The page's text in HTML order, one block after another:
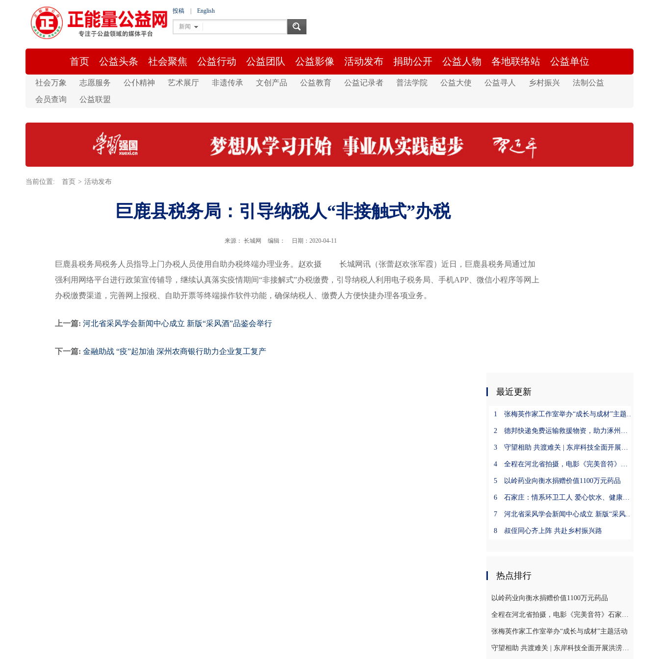
投稿 English
新闻
首页 公益头条 社会聚焦 公益行动 公益团队 公益影像 活动发布 捐助公开 公益人物 各地联络站 公益单位
社会万象 志愿服务 公仆精神 艺术展厅 非遗传承 文创产品 公益教育 公益记录者 普法学院 公益大使 公益寻人 乡村振兴
法制公益
会员查询
公益联盟
当前位置: 首页 > 活动发布
巨鹿县税务局：引导纳税人“非接触式”办税
来源： 长城网 编辑： 日期：2020-04-11
巨鹿县税务局税务人员指导上门办税人员使用自助办税终端办理业务。赵欢摄 长城网讯（张蕾赵欢张军霞）近日，巨鹿县税务局通过加
强利用网络平台进行政策宣传辅导，继续认真落实疫情期间“非接解式”办税缴费，引导纳税人利用电子税务局、手机APP、微信小程序等网上
办税缴费渠道，完善网上报税、自助开票等终端操作软件功能，确保纳税人、缴费人方便快捷办理各项业务。
上一篇: 河北省采风学会新闻中心成立 新版“采风酒”品鉴会举行
下一篇: 金融助战 “疫”起加油 深州农商银行助力企业复工复产
最近更新
1 张梅英作家工作室举办“成长与成材”主题活动
2 德邦快递免费运输救援物资，助力涿州灾后恢复
3 守望相助 共渡难关 | 东岸科技全面开展洪涝地质灾害 困难用户应急帮扶工作
4 全程在河北省拍摄，电影《完美音符》石家庄首映
5 以岭药业向衡水捐赠价值1100万元药品
6 石家庄：情系环卫工人 爱心饮水、健康义诊送关爱公益活动举行
7 河北省采风学会新闻中心成立 新版“采风酒”品鉴会举行
8 叔侄同心齐上阵 共赴乡村振兴路
热点排行
以岭药业向衡水捐赠价值1100万元药品
全程在河北省拍摄，电影《完美音符》石家庄首映
张梅英作家工作室举办“成长与成材”主题活动
守望相助 共渡难关 | 东岸科技全面开展洪涝地质灾害 困难用户应急帮扶工作